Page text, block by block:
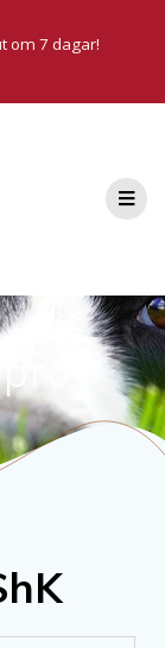
om 7 dagar!